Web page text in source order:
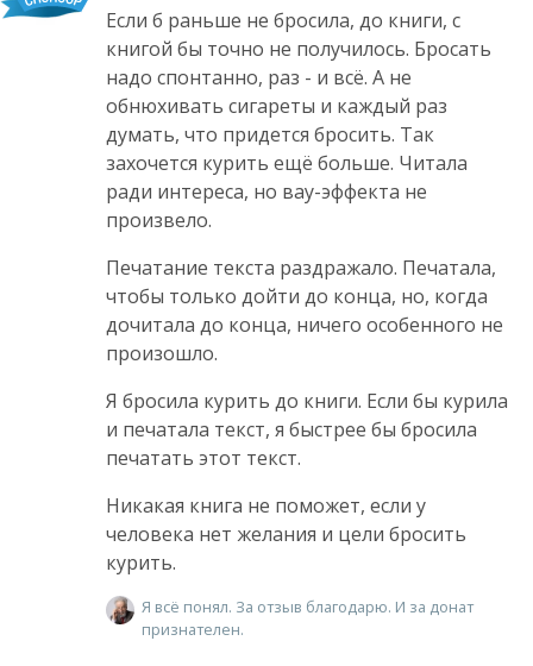
Если б раньше не бросила, до книги, с
книгой бы точно не получилось. Бросать
надо спонтанно, раз - и всё. А не
обнюхивать сигареты и каждый раз
думать, что придется бросить. Так
захочется курить ещё больше. Читала
ради интереса, но вау-эффекта не
произвело.
Печатание текста раздражало. Печатала,
чтобы только дойти до конца, но, когда
дочитала до конца, ничего особенного не
произошло.
Я бросила курить до книги. Если бы курила
и печатала текст, я быстрее бы бросила
печатать этот текст.
Никакая книга не поможет, если у
человека нет желания и цели бросить
курить.
Я всё понял. За отзыв благодарю. И за донат
признателен.